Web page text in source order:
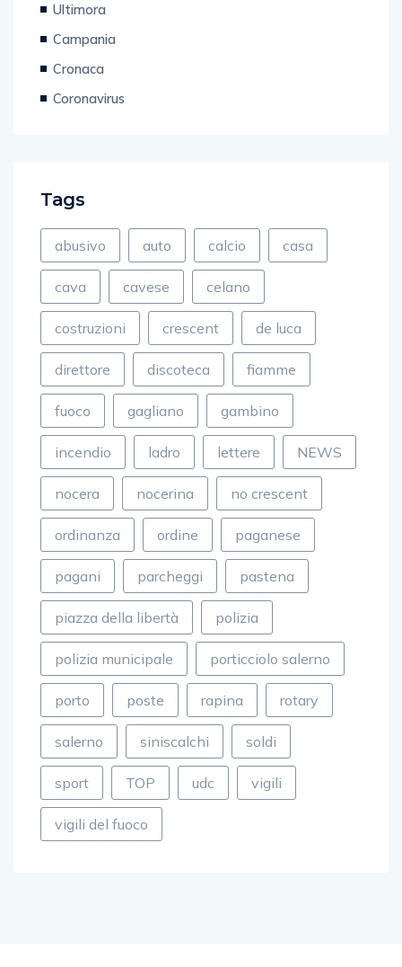
Campania
Cronaca
Coronavirus
abusivo auto calcio casa
cava cavese celano
costruzioni crescent de luca
direttore discoteca fiamme
fuoco gagliano gambino
incendio ladro lettere NEWS
nocera nocerina no crescent
ordinanza ordine paganese
pagani parcheggi pastena
piazza della libertà polizia
polizia municipale porticciolo salerno
porto poste rapina rotary
salerno siniscalchi soldi
sport TOP udc vigili
vigili del fuoco